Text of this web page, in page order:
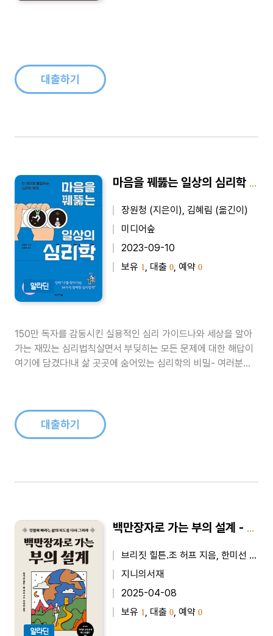
대출하기
알라딘
마음을 꿰뚫는 일상의 심리학 - 한 권으로 통달하는 심리의 세계
장원청 (지은이), 김혜림 (옮긴이)
미디어숲
2023-09-10
보유 1 , 대출 0 , 예약 0
150만 독자를 감동시킨 실용적인 심리 가이드나와 세상을 알아
가는 재밌는 심리법칙살면서 부딪히는 모든 문제에 대한 해답이
여기에 담겼다!내 삶 곳곳에 숨어있는 심리학의 비밀- 여러분은
때는 어떻게 대처하는가..
대출하기
알라딘
백만장자로 가는 부의 설계 - 간절히 바라는 삶의 지도를 다시 그려라
브리짓 힐튼.조 허프 지음, 한미선 옮김
지니의서재
2025-04-08
보유 1 , 대출 0 , 예약 0